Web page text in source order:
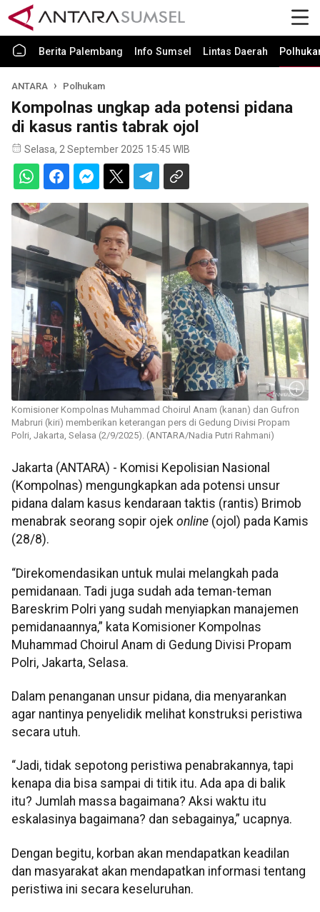
Berita Palembang Info Sumsel Lintas Daerah
ANTARA Polhukam
Kompolnas ungkap ada potensi pidana
di kasus rantis tabrak ojol
Selasa, 2 September 2025 15:45 WIB
Komisioner Kompolnas Muhammad Choirul Anam (kanan) dan Gufron
Mabruri (kiri) memberikan keterangan pers di Gedung Divisi Propam
Polri, Jakarta, Selasa (2/9/2025). (ANTARA/Nadia Putri Rahmani)
Jakarta (ANTARA) - Komisi Kepolisian Nasional
(Kompolnas) mengungkapkan ada potensi unsur
pidana dalam kasus kendaraan taktis (rantis) Brimob
menabrak seorang sopir ojek online (ojol) pada Kamis
(28/8).
“Direkomendasikan untuk mulai melangkah pada
pemidanaan. Tadi juga sudah ada teman-teman
Bareskrim Polri yang sudah menyiapkan manajemen
pemidanaannya,” kata Komisioner Kompolnas
Muhammad Choirul Anam di Gedung Divisi Propam
Polri, Jakarta, Selasa.
Dalam penanganan unsur pidana, dia menyarankan
agar nantinya penyelidik melihat konstruksi peristiwa
secara utuh.
“Jadi, tidak sepotong peristiwa penabrakannya, tapi
kenapa dia bisa sampai di titik itu. Ada apa di balik
itu? Jumlah massa bagaimana? Aksi waktu itu
eskalasinya bagaimana? dan sebagainya,” ucapnya.
Dengan begitu, korban akan mendapatkan keadilan
dan masyarakat akan mendapatkan informasi tentang
peristiwa ini secara keseluruhan.